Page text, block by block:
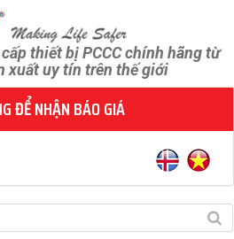
thiết bị PCCC chính hãng từ
xuất uy tín trên thế giới
ĐỂ NHẬN BÁO GIÁ